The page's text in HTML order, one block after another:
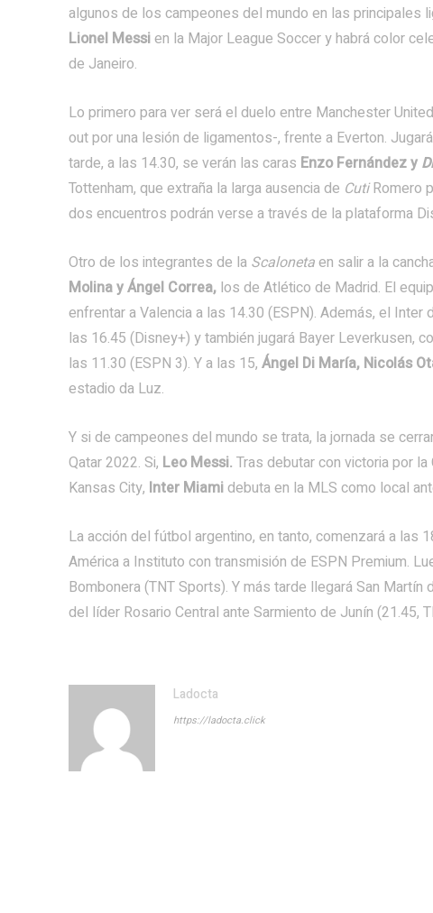
algunos de los campeones del mundo en las principales
Lionel Messien la Major League Soccer y habrá color
de Janeiro.
Lo primero para ver será el duelo entre Manchester
out por una lesión de ligamentos-, frente a Everton.
tarde, a las 14.30, se verán las caras Enzo Fernández y
Tottenham, que extraña la larga ausencia de CutiRomero
dos encuentros podrán verse a través de la plataforma
Otro de los integrantes de la Scalonetaen salir a la
Molina y Ángel Correa, los de Atlético de Madrid. El
enfrentar a Valencia a las 14.30 (ESPN). Además, el Inter
las 16.45 (Disney+) y también jugará Bayer Leverkusen,
las 11.30 (ESPN 3). Y a las 15, Ángel Di María, Nicolás
estadio da Luz.
Y si de campeones del mundo se trata, la jornada se
Qatar 2022. Si, Leo Messi. Tras debutar con victoria por
Kansas City, Inter Miamidebuta en la MLS como local
La acción del fútbol argentino, en tanto, comenzará a las
América a Instituto con transmisión de ESPN Premium.
Bombonera (TNT Sports). Y más tarde llegará San
del líder Rosario Central ante Sarmiento de Junín (21.45,
Ladocta
https://ladocta.click